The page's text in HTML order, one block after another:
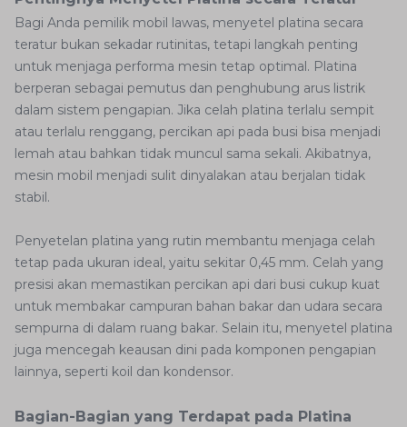
Bagi Anda pemilik mobil lawas, menyetel platina secara
teratur bukan sekadar rutinitas, tetapi langkah penting
untuk menjaga performa mesin tetap optimal. Platina
berperan sebagai pemutus dan penghubung arus listrik
dalam sistem pengapian. Jika celah platina terlalu sempit
atau terlalu renggang, percikan api pada busi bisa menjadi
lemah atau bahkan tidak muncul sama sekali. Akibatnya,
mesin mobil menjadi sulit dinyalakan atau berjalan tidak
stabil.
Penyetelan platina yang rutin membantu menjaga celah
tetap pada ukuran ideal, yaitu sekitar 0,45 mm. Celah yang
presisi akan memastikan percikan api dari busi cukup kuat
untuk membakar campuran bahan bakar dan udara secara
sempurna di dalam ruang bakar. Selain itu, menyetel platina
juga mencegah keausan dini pada komponen pengapian
lainnya, seperti koil dan kondensor.
Bagian-Bagian yang Terdapat pada Platina